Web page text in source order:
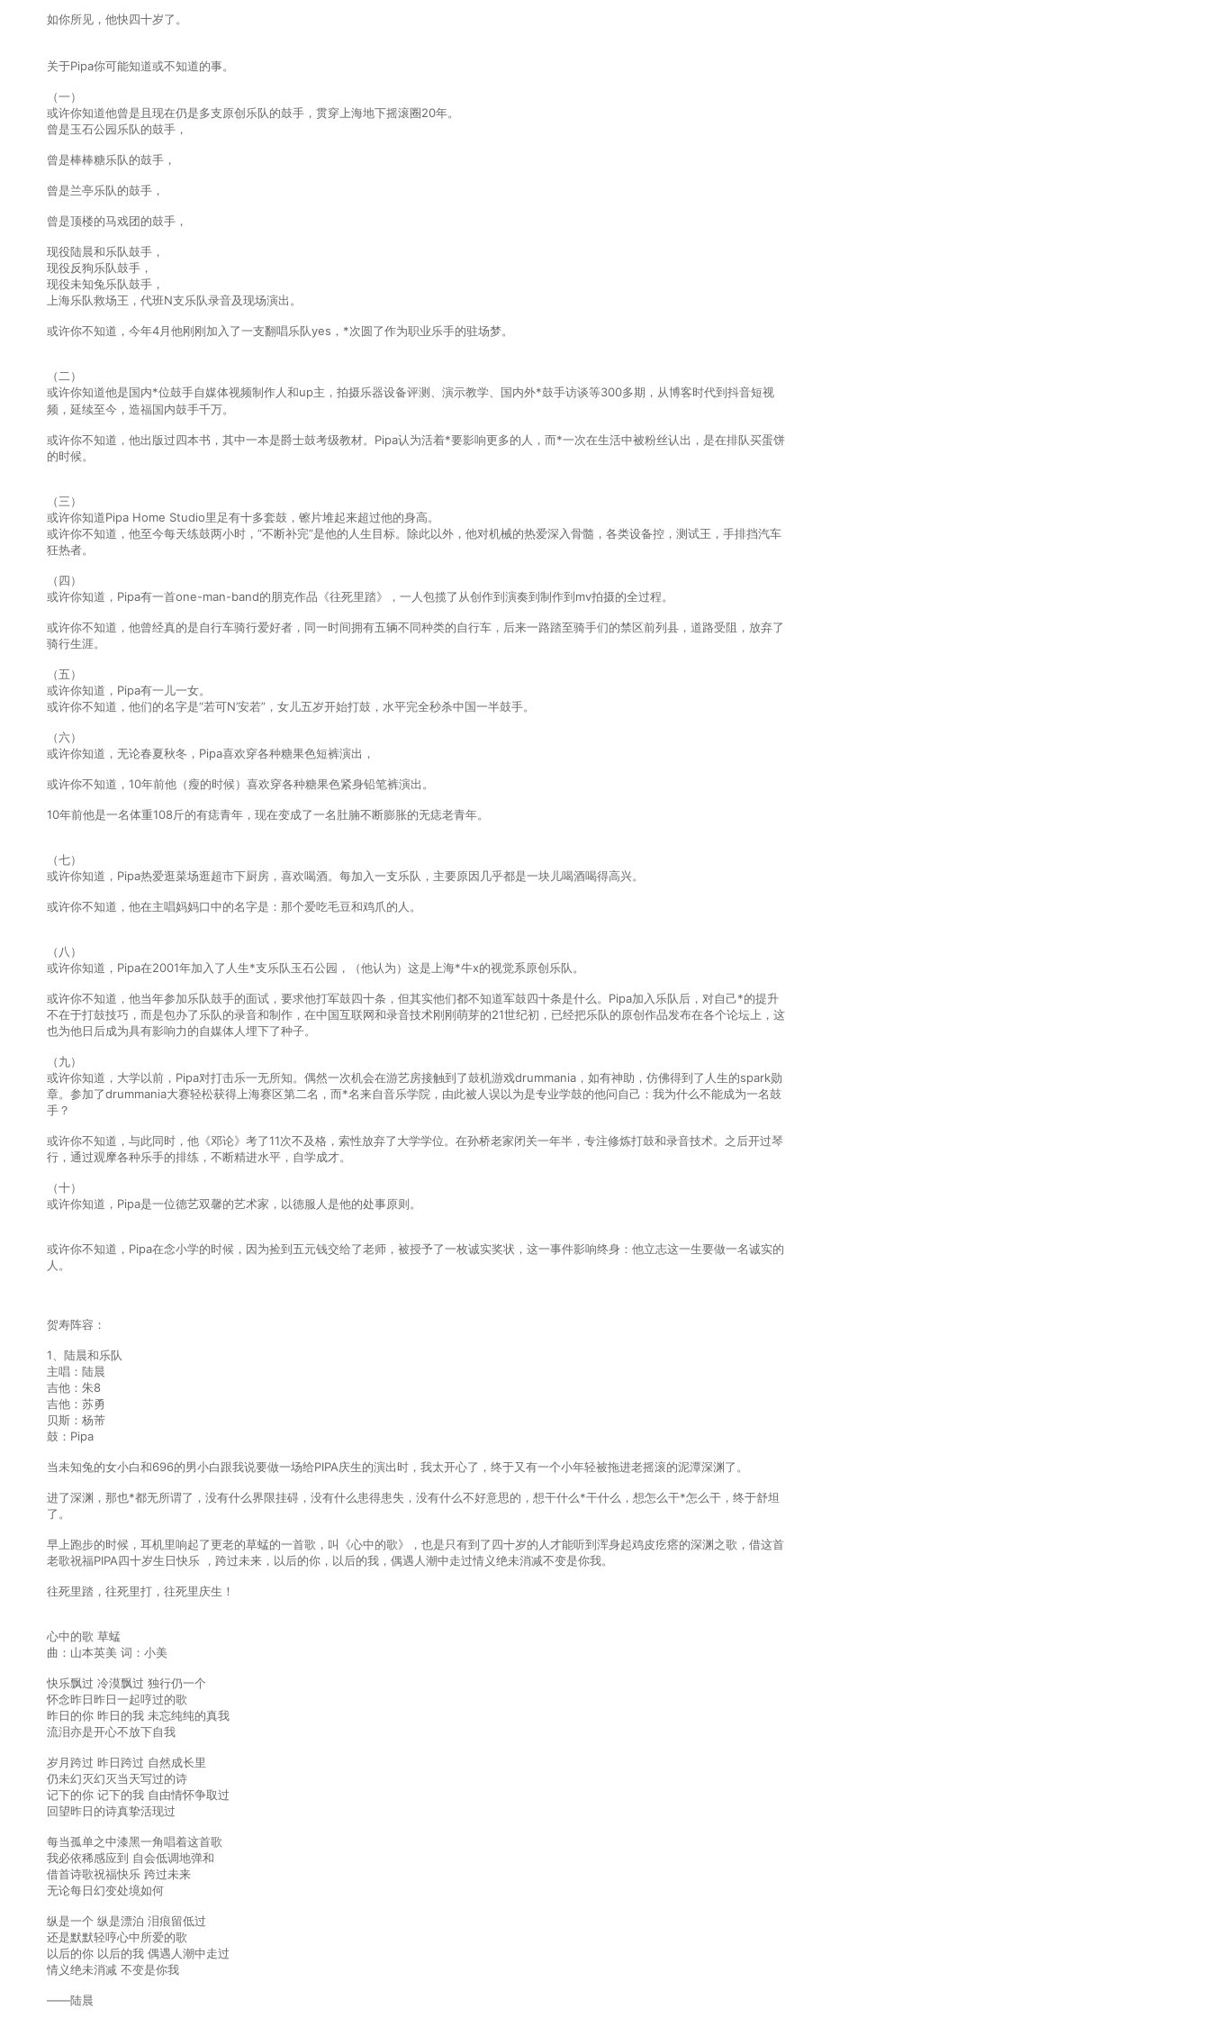
如你所见，他快四十岁了。
关于Pipa你可能知道或不知道的事。
（一）
或许你知道他曾是且现在仍是多支原创乐队的鼓手，贯穿上海地下摇滚圈20年。
曾是玉石公园乐队的鼓手，
曾是棒棒糖乐队的鼓手，
曾是兰亭乐队的鼓手，
曾是顶楼的马戏团的鼓手，
现役陆晨和乐队鼓手，
现役反狗乐队鼓手，
现役未知兔乐队鼓手，
上海乐队救场王，代班N支乐队录音及现场演出。
或许你不知道，今年4月他刚刚加入了一支翻唱乐队yes，*次圆了作为职业乐手的驻场梦。
（二）
或许你知道他是国内*位鼓手自媒体视频制作人和up主，拍摄乐器设备评测、演示教学、国内外*鼓手访谈等300多期，从博客时代到抖音短视
频，延续至今，造福国内鼓手千万。
或许你不知道，他出版过四本书，其中一本是爵士鼓考级教材。Pipa认为活着*要影响更多的人，而*一次在生活中被粉丝认出，是在排队买蛋饼
的时候。
（三）
或许你知道Pipa Home Studio里足有十多套鼓，镲片堆起来超过他的身高。
或许你不知道，他至今每天练鼓两小时，“不断补完”是他的人生目标。除此以外，他对机械的热爱深入骨髓，各类设备控，测试王，手排挡汽车
狂热者。
（四）
或许你知道，Pipa有一首one-man-band的朋克作品《往死里踏》，一人包揽了从创作到演奏到制作到mv拍摄的全过程。
或许你不知道，他曾经真的是自行车骑行爱好者，同一时间拥有五辆不同种类的自行车，后来一路踏至骑手们的禁区前列县，道路受阻，放弃了
骑行生涯。
（五）
或许你知道，Pipa有一儿一女。
或许你不知道，他们的名字是“若可N’安若”，女儿五岁开始打鼓，水平完全秒杀中国一半鼓手。
（六）
或许你知道，无论春夏秋冬，Pipa喜欢穿各种糖果色短裤演出，
或许你不知道，10年前他（瘦的时候）喜欢穿各种糖果色紧身铅笔裤演出。
10年前他是一名体重108斤的有痣青年，现在变成了一名肚腩不断膨胀的无痣老青年。
（七）
或许你知道，Pipa热爱逛菜场逛超市下厨房，喜欢喝酒。每加入一支乐队，主要原因几乎都是一块儿喝酒喝得高兴。
或许你不知道，他在主唱妈妈口中的名字是：那个爱吃毛豆和鸡爪的人。
（八）
或许你知道，Pipa在2001年加入了人生*支乐队玉石公园，（他认为）这是上海*牛x的视觉系原创乐队。
或许你不知道，他当年参加乐队鼓手的面试，要求他打军鼓四十条，但其实他们都不知道军鼓四十条是什么。Pipa加入乐队后，对自己*的提升
不在于打鼓技巧，而是包办了乐队的录音和制作，在中国互联网和录音技术刚刚萌芽的21世纪初，已经把乐队的原创作品发布在各个论坛上，这
也为他日后成为具有影响力的自媒体人埋下了种子。
（九）
或许你知道，大学以前，Pipa对打击乐一无所知。偶然一次机会在游艺房接触到了鼓机游戏drummania，如有神助，仿佛得到了人生的spark勋
章。参加了drummania大赛轻松获得上海赛区第二名，而*名来自音乐学院，由此被人误以为是专业学鼓的他问自己：我为什么不能成为一名鼓
手？
或许你不知道，与此同时，他《邓论》考了11次不及格，索性放弃了大学学位。在孙桥老家闭关一年半，专注修炼打鼓和录音技术。之后开过琴
行，通过观摩各种乐手的排练，不断精进水平，自学成才。
（十）
或许你知道，Pipa是一位德艺双馨的艺术家，以德服人是他的处事原则。
或许你不知道，Pipa在念小学的时候，因为捡到五元钱交给了老师，被授予了一枚诚实奖状，这一事件影响终身：他立志这一生要做一名诚实的
人。
贺寿阵容：
1、陆晨和乐队
主唱：陆晨
吉他：朱8
吉他：苏勇
贝斯：杨芾
鼓：Pipa
当未知兔的女小白和696的男小白跟我说要做一场给PIPA庆生的演出时，我太开心了，终于又有一个小年轻被拖进老摇滚的泥潭深渊了。
进了深渊，那也*都无所谓了，没有什么界限挂碍，没有什么患得患失，没有什么不好意思的，想干什么*干什么，想怎么干*怎么干，终于舒坦
了。
早上跑步的时候，耳机里响起了更老的草蜢的一首歌，叫《心中的歌》，也是只有到了四十岁的人才能听到浑身起鸡皮疙瘩的深渊之歌，借这首
老歌祝福PIPA四十岁生日快乐 ，跨过未来，以后的你，以后的我，偶遇人潮中走过情义绝未消减不变是你我。
往死里踏，往死里打，往死里庆生！
心中的歌 草蜢
曲：山本英美 词：小美
快乐飘过 冷漠飘过 独行仍一个
怀念昨日昨日一起哼过的歌
昨日的你 昨日的我 未忘纯纯的真我
流泪亦是开心不放下自我
岁月跨过 昨日跨过 自然成长里
仍未幻灭幻灭当天写过的诗
记下的你 记下的我 自由情怀争取过
回望昨日的诗真挚活现过
每当孤单之中漆黑一角唱着这首歌
我必依稀感应到 自会低调地弹和
借首诗歌祝福快乐 跨过未来
无论每日幻变处境如何
纵是一个 纵是漂泊 泪痕留低过
还是默默轻哼心中所爱的歌
以后的你 以后的我 偶遇人潮中走过
情义绝未消减 不变是你我
——陆晨